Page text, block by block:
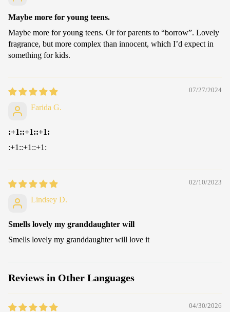
Maybe more for young teens.
Maybe more for young teens. Or for parents to “borrow”. Lovely
fragrance, but more complex than innocent, which I’d expect in
something for kids.
07/27/2024
Farida G.
:+1::+1::+1:
:+1::+1::+1:
02/10/2023
Lindsey D.
Smells lovely my granddaughter will
Smells lovely my granddaughter will love it
Reviews in Other Languages
04/30/2026